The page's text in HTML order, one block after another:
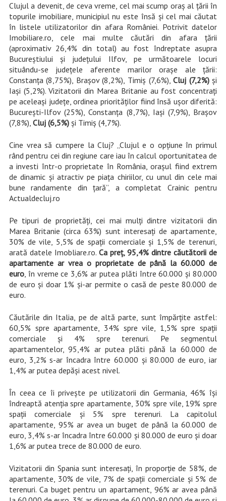
Clujul a devenit, de ceva vreme, cel mai scump oraș al țării în
topurile imobiliare, municipiul nu este însă și cel mai căutat
în listele utilizatorilor din afara României. Potrivit datelor
Imobiliare.ro, cele mai multe căutări din afara țării
(aproximativ 26,4% din total) au fost îndreptate asupra
Bucureștiului și județului Ilfov, pe următoarele locuri
situându-se județele aferente marilor orașe ale țării:
Constanța (8,75%), Brașov (8,2%), Timiș (7,6%),Cluj (7,2%)și
Iași (5,2%). Vizitatorii din Marea Britanie au fost concentrați
pe aceleași județe, ordinea priorităților fiind însă ușor diferită:
București-Ilfov (25%), Constanța (8,7%), Iași (7,9%), Brașov
(7,8%), Cluj (6,5%)și Timiș (4,7%).
Cine vrea să cumpere la Cluj? „Clujul e o opțiune în primul
rând pentru cei din regiune care iau în calcul oportunitatea de
a investi într-o proprietate în România, orașul fiind extrem
de dinamic și atractiv pe piața chiriilor, cu unul din cele mai
bune randamente din țară”, a completat Crainic pentru
Actualdecluj.ro
Pe tipuri de proprietăți, cei mai mulți dintre vizitatorii din
Marea Britanie (circa 63%) sunt interesați de apartamente,
30% de vile, 5,5% de spații comerciale și 1,5% de terenuri,
arată datele Imobliare.ro. Ca preț, 95,4% dintre căutătorii de
apartamente ar vrea o proprietate de până la 60.000 de
euro, în vreme ce 3,6% ar putea plăti între 60.000 și 80.000
de euro și doar 1% și-ar permite o casă de peste 80.000 de
euro.
Căutările din Italia, pe de altă parte, sunt împărțite astfel:
60,5% spre apartamente, 34% spre vile, 1,5% spre spații
comerciale și 4% spre terenuri. Pe segmentul
apartamentelor, 95,4% ar putea plăti până la 60.000 de
euro, 3,2% s-ar încadra între 60.000 și 80.000 de euro, iar
1,4% ar putea depăși acest nivel.
În ceea ce îi privește pe utilizatorii din Germania, 46% își
îndreaptă atenția spre apartamente, 30% spre vile, 19% spre
spații comerciale și 5% spre terenuri. La capitolul
apartamente, 95% ar avea un buget de până la 60.000 de
euro, 3,4% s-ar încadra între 60.000 și 80.000 de euro și doar
1,6% ar putea trece de 80.000 de euro.
Vizitatorii din Spania sunt interesați, în proporție de 58%, de
apartamente, 30% de vile, 7% de spații comerciale și 5% de
terenuri. Ca buget pentru un apartament, 96% ar avea până